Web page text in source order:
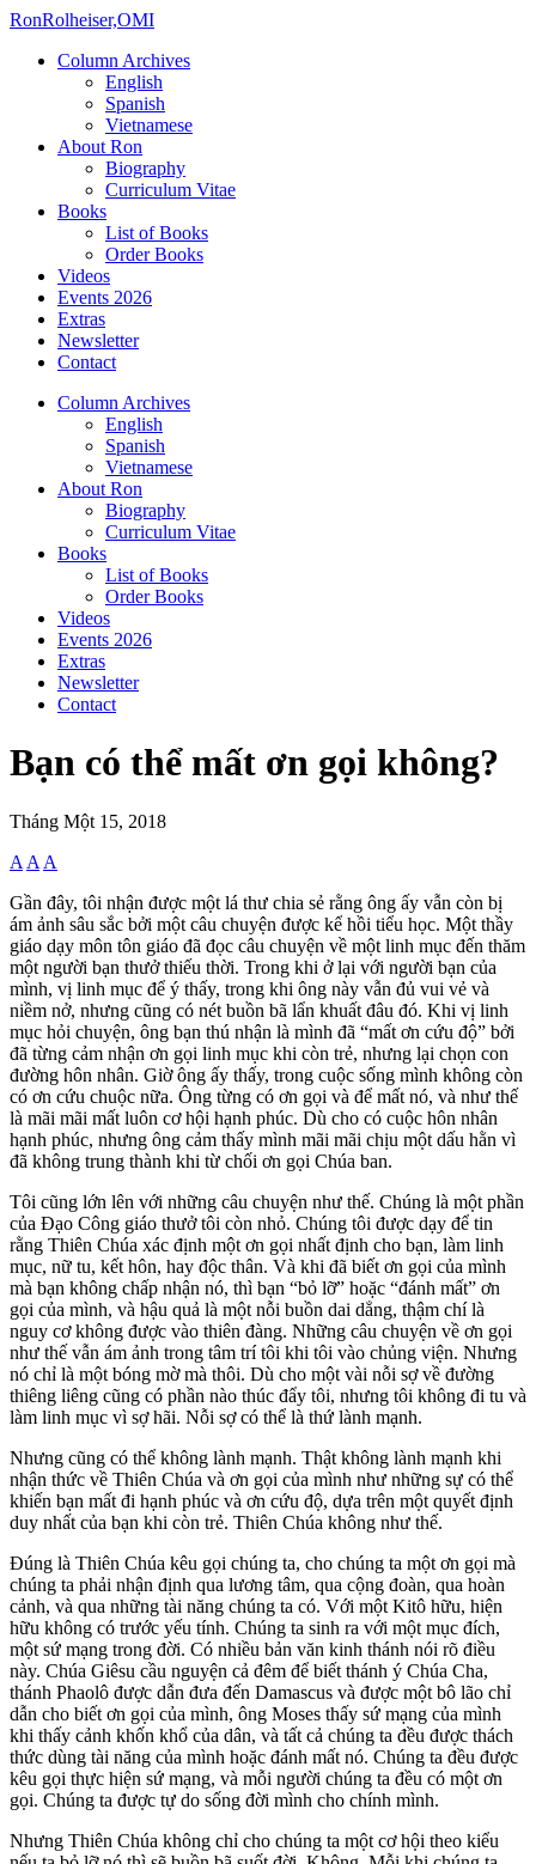
RonRolheiser,OMI
Column Archives
English
Spanish
Vietnamese
About Ron
Biography
Curriculum Vitae
Books
List of Books
Order Books
Videos
Events 2026
Extras
Newsletter
Contact
Column Archives
English
Spanish
Vietnamese
About Ron
Biography
Curriculum Vitae
Books
List of Books
Order Books
Videos
Events 2026
Extras
Newsletter
Contact
Bạn có thể mất ơn gọi không?
Tháng Một 15, 2018
A A A
Gần đây, tôi nhận được một lá thư chia sẻ rằng ông ấy vẫn còn bị
ám ảnh sâu sắc bởi một câu chuyện được kể hồi tiểu học. Một thầy
giáo dạy môn tôn giáo đã đọc câu chuyện về một linh mục đến thăm
một người bạn thưở thiếu thời. Trong khi ở lại với người bạn của
mình, vị linh mục để ý thấy, trong khi ông này vẫn đủ vui vẻ và
niềm nở, nhưng cũng có nét buồn bã lẩn khuất đâu đó. Khi vị linh
mục hỏi chuyện, ông bạn thú nhận là mình đã “mất ơn cứu độ” bởi
đã từng cảm nhận ơn gọi linh mục khi còn trẻ, nhưng lại chọn con
đường hôn nhân. Giờ ông ấy thấy, trong cuộc sống mình không còn
có ơn cứu chuộc nữa. Ông từng có ơn gọi và để mất nó, và như thế
là mãi mãi mất luôn cơ hội hạnh phúc. Dù cho có cuộc hôn nhân
hạnh phúc, nhưng ông cảm thấy mình mãi mãi chịu một dấu hằn vì
đã không trung thành khi từ chối ơn gọi Chúa ban.
Tôi cũng lớn lên với những câu chuyện như thế. Chúng là một phần
của Đạo Công giáo thưở tôi còn nhỏ. Chúng tôi được dạy để tin
rằng Thiên Chúa xác định một ơn gọi nhất định cho bạn, làm linh
mục, nữ tu, kết hôn, hay độc thân. Và khi đã biết ơn gọi của mình
mà bạn không chấp nhận nó, thì bạn “bỏ lỡ” hoặc “đánh mất” ơn
gọi của mình, và hậu quả là một nỗi buồn dai dẳng, thậm chí là
nguy cơ không được vào thiên đàng. Những câu chuyện về ơn gọi
như thế vẫn ám ảnh trong tâm trí tôi khi tôi vào chủng viện. Nhưng
nó chỉ là một bóng mờ mà thôi. Dù cho một vài nỗi sợ về đường
thiêng liêng cũng có phần nào thúc đẩy tôi, nhưng tôi không đi tu và
làm linh mục vì sợ hãi. Nỗi sợ có thể là thứ lành mạnh.
Nhưng cũng có thể không lành mạnh. Thật không lành mạnh khi
nhận thức về Thiên Chúa và ơn gọi của mình như những sự có thể
khiến bạn mất đi hạnh phúc và ơn cứu độ, dựa trên một quyết định
duy nhất của bạn khi còn trẻ. Thiên Chúa không như thế.
Đúng là Thiên Chúa kêu gọi chúng ta, cho chúng ta một ơn gọi mà
chúng ta phải nhận định qua lương tâm, qua cộng đoàn, qua hoàn
cảnh, và qua những tài năng chúng ta có. Với một Kitô hữu, hiện
hữu không có trước yếu tính. Chúng ta sinh ra với một mục đích,
một sứ mạng trong đời. Có nhiều bản văn kinh thánh nói rõ điều
này. Chúa Giêsu cầu nguyện cả đêm để biết thánh ý Chúa Cha,
thánh Phaolô được dẫn đưa đến Damascus và được một bô lão chỉ
dẫn cho biết ơn gọi của mình, ông Moses thấy sứ mạng của mình
khi thấy cảnh khốn khổ của dân, và tất cả chúng ta đều được thách
thức dùng tài năng của mình hoặc đánh mất nó. Chúng ta đều được
kêu gọi thực hiện sứ mạng, và mỗi người chúng ta đều có một ơn
gọi. Chúng ta được tự do sống đời mình cho chính mình.
Nhưng Thiên Chúa không chỉ cho chúng ta một cơ hội theo kiểu